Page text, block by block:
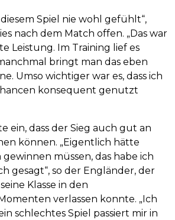
Spiel nie wohl gefühlt“,
nach dem Match offen. „Das war
Leistung. Im Training lief es
bringt man das eben
Umso wichtiger war es, dass ich
konsequent genutzt
ein, dass der Sieg auch gut an
können. „Eigentlich hätte
gewinnen müssen, das habe ich
gesagt“, so der Engländer, der
Klasse in den
verlassen konnte. „Ich
schlechtes Spiel passiert mir in